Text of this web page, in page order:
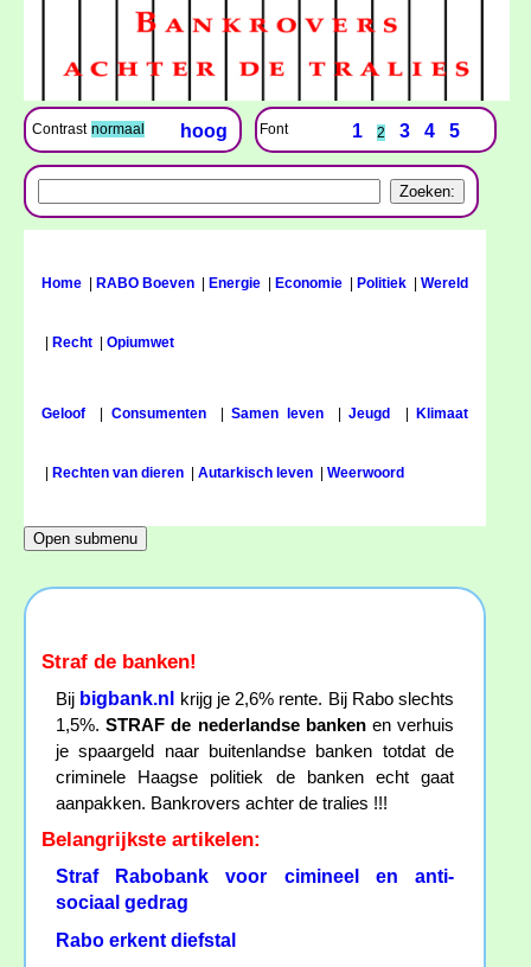
Contrast normaal hoog Font 1 2 3 4 5
Home RABO Boeven Energie Economie Politiek Wereld
Recht Opiumwet
Geloof Consumenten|Samen leven|Jeugd Klimaat
Rechten van dieren Autarkisch leven Weerwoord
Straf de banken!
Bij bigbank.nl
krijg je 2,6% rente. Bij Rabo slechts
1,5%.STRAF de nederlandse bankenen verhuis
je spaargeld naar buitenlandse banken totdat de
criminele Haagse politiek de banken echt gaat
aanpakken. Bankrovers achter de tralies !!!
Belangrijkste artikelen:
Straf Rabobank voor cimineel en anti-
sociaal gedrag
Rabo erkent diefstal